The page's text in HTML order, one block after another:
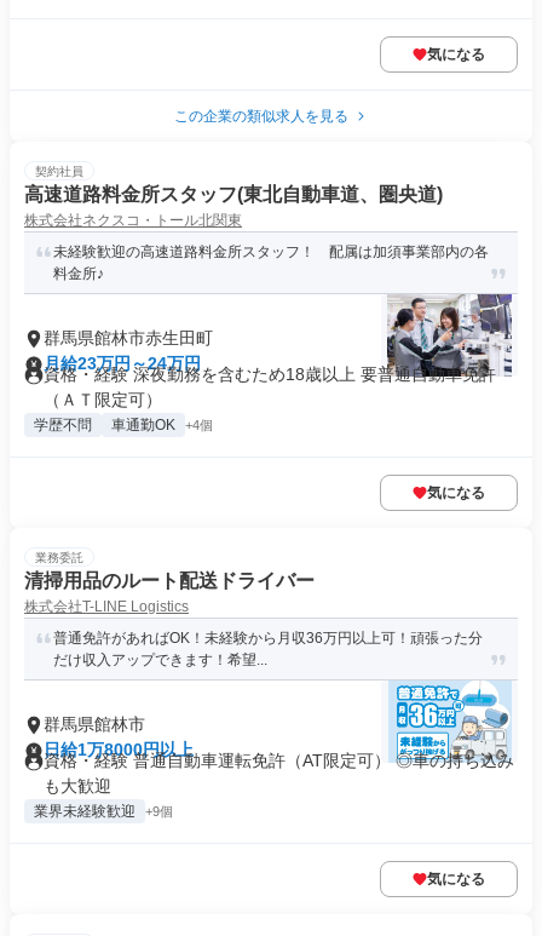
気になる
この企業の類似求人を見る
契約社員
高速道路料金所スタッフ(東北自動車道、圏央道)
株式会社ネクスコ・トール北関東
未経験歓迎の高速道路料金所スタッフ！ 配属は加須事業部内の各
料金所♪
群馬県館林市赤生田町
月給23万円～24万円
資格・経験 深夜勤務を含むため18歳以上 要普通自動車免許
（ＡＴ限定可）
学歴不問 車通勤OK +4個
気になる
業務委託
清掃用品のルート配送ドライバー
株式会社T-LINE Logistics
普通免許があればOK！未経験から月収36万円以上可！頑張った分
だけ収入アップできます！希望...
群馬県館林市
日給1万8000円以上
資格・経験 普通自動車運転免許（AT限定可） ◎車の持ち込み
も大歓迎
業界未経験歓迎 +9個
気になる